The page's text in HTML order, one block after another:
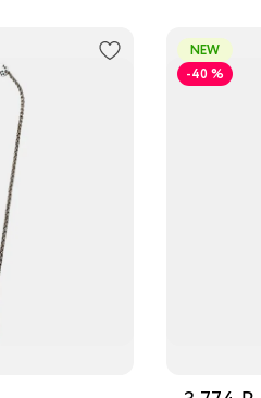
NEW
-40 %